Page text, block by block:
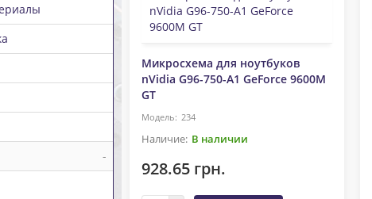
-
Микросхема для ноутбуков
nVidia G96-750-A1 GeForce 9600M
GT
234
В наличии
928.65 грн.